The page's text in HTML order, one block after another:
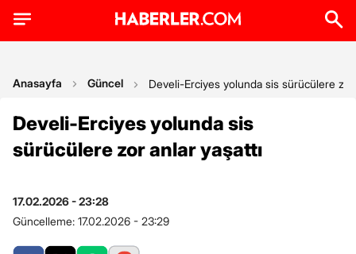
Anasayfa Güncel Develi-Erciyes yolunda sis sürücülere zor
Develi-Erciyes yolunda sis
sürücülere zor anlar yaşattı
17.02.2026 - 23:28
Güncelleme: 17.02.2026 - 23:29